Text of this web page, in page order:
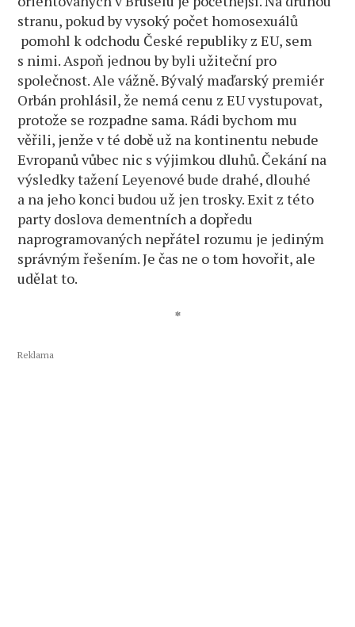
stranu, pokud by vysoký počet homosexuálů
pomohl k odchodu České republiky z EU, sem
s nimi. Aspoň jednou by byli užiteční pro
společnost. Ale vážně. Bývalý maďarský premiér
Orbán prohlásil, že nemá cenu z EU vystupovat,
protože se rozpadne sama. Rádi bychom mu
věřili, jenže v té době už na kontinentu nebude
Evropanů vůbec nic s výjimkou dluhů. Čekání na
výsledky tažení Leyenové bude drahé, dlouhé
a na jeho konci budou už jen trosky. Exit z této
party doslova dementních a dopředu
naprogramovaných nepřátel rozumu je jediným
správným řešením. Je čas ne o tom hovořit, ale
udělat to.
*
Reklama